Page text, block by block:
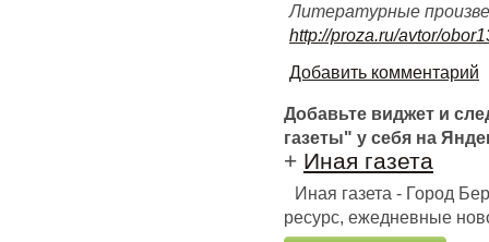
Литературные
http://proza.ru/avtor/
Добавить комментарий
Добавьте виджет и
газеты" у себя на
+ Иная газета
Иная газета - Город
ресурс, ежедневные